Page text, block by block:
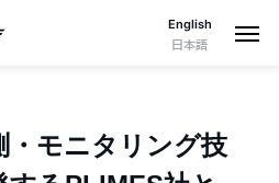
English
日本語
・モニタリング技